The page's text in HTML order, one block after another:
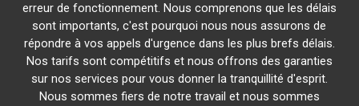
erreur de fonctionnement. Nous comprenons que les délais
sont importants, c'est pourquoi nous nous assurons de
répondre à vos appels d'urgence dans les plus brefs délais.
Nos tarifs sont compétitifs et nous offrons des garanties
sur nos services pour vous donner la tranquillité d'esprit.
Nous sommes fiers de notre travail et nous sommes